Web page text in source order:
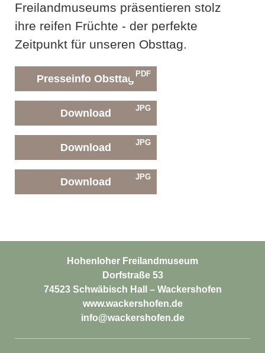
Freilandmuseums präsentieren stolz
ihre reifen Früchte - der perfekte
Zeitpunkt für unseren Obsttag.
Presseinfo Obsttag PDF
Download JPG
Download JPG
Download JPG
Hohenloher Freilandmuseum
Dorfstraße 53
74523 Schwäbisch Hall – Wackershofen
www.wackershofen.de
info@wackershofen.de